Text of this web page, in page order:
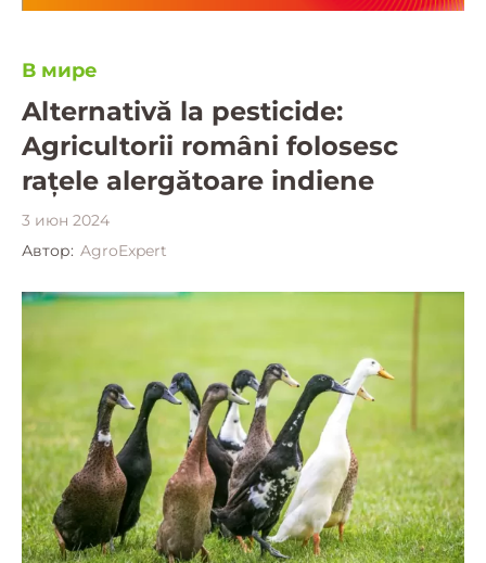
В мире
Alternativă la pesticide:
Agricultorii români folosesc
rațele alergătoare indiene
3 июн 2024
Автор: AgroExpert